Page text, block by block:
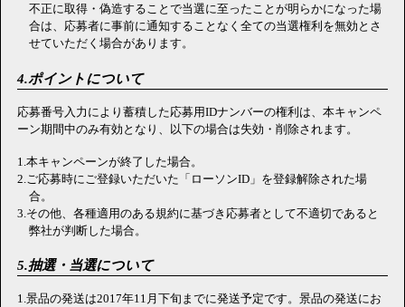
不正に取得・偽造することで当選に至ったことが明らかになった場
合は、応募者に事前に通知することなく全ての当選権利を無効とさ
せていただく場合があります。
4.ポイントについて
応募番号入力により蓄積した応募用IDナンバーの権利は、本キャンペ
ーン期間中のみ有効となり、以下の場合は失効・削除されます。
1.本キャンペーンが終了した場合。
2.ご応募時にご登録いただいた「ローソンID」を登録解除された場
合。
3.その他、各種適用のある規約に基づき応募者として不適切であると
弊社が判断した場合。
5.抽選・当選について
1.景品の発送は2017年11月下旬までに発送予定です。景品の発送にお